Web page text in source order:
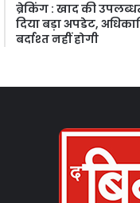
ब्रेकिंग : खाद की
दिया बड़ा अपडेट,
बर्दाश्त नहीं होगी